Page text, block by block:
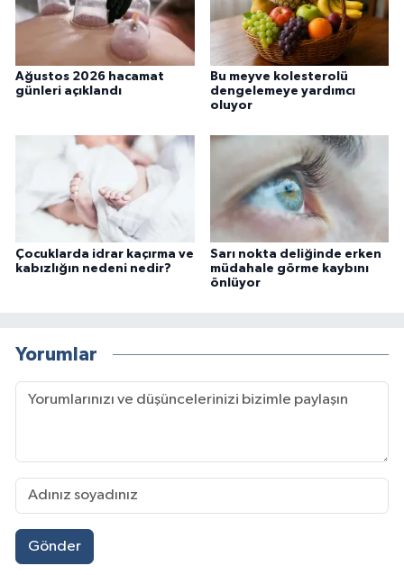
Ağustos 2026 hacamat
günleri açıklandı
Bu meyve kolesterolü
dengelemeye yardımcı
oluyor
Çocuklarda idrar kaçırma ve
kabızlığın nedeni nedir?
Sarı nokta deliğinde erken
müdahale görme kaybını
önlüyor
Yorumlar
Gönder